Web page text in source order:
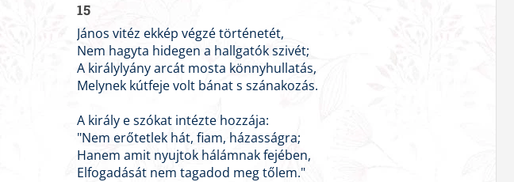
15
János vitéz ekkép végzé történetét,
Nem hagyta hidegen a hallgatók szivét;
A királylyány arcát mosta könnyhullatás,
Melynek kútfeje volt bánat s szánakozás.
A király e szókat intézte hozzája:
"Nem erőtetlek hát, fiam, házasságra;
Hanem amit nyujtok hálámnak fejében,
Elfogadását nem tagadod meg tőlem."